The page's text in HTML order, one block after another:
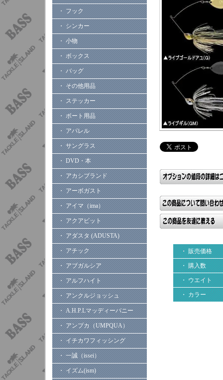
・ フック
・ シンカー
・ 小物
・ ボックス
・ バッグ
・ その他用品
・ ステッカー
・ ボート用品
・ アパレル
・ サングラス
・ DVD・本
・ アカシブランド
・ アーボガスト
・ アイマ（ima）
・ アクアビット
・ アダスタ (ADUSTA)
・ アチック
・ アブガルシア
・ アルフハイト
・ アンクルジョッシュ
・ A.H.P.Lマッディーバニー
・ アンプカ（UMPQUA）
・ イチカワフィッシング
・ 一誠（issei）
・ イズム(ism)
・ 販売価格
・ 購入数
・ ウエイト
・ カラー